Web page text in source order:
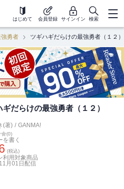
はじめて 会員登録 サインイン 検索
勇者 ツギハギだらけの最強勇者（１２）
ギだらけの最強勇者（１２）
(著) / GANMA!
(0)
を書く
(税込)
利用対象商品
月01日 配信